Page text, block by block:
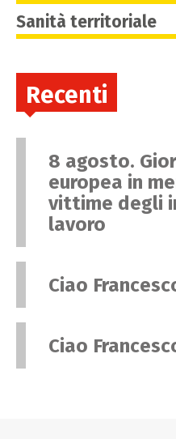
Sanità territoriale
Recenti
8 agosto.
europea in
vittime degli
lavoro
Ciao
Ciao